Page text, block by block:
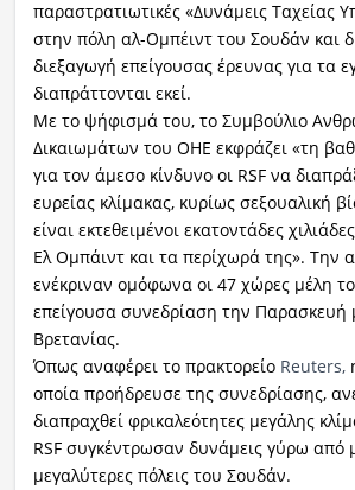
Πολιτισμός
παραστρατιωτικές «Δυνάμεις Ταχείας
στην πόλη αλ-Ομπέιντ του Σουδάν και
διεξαγωγή επείγουσας έρευνας για τα
διαπράττονται εκεί.
Με το ψήφισμά του, το Συμβούλιο
Δικαιωμάτων του ΟΗΕ εκφράζει «τη
για τον άμεσο κίνδυνο οι RSF να
ευρείας κλίμακας, κυρίως σεξουαλική
είναι εκτεθειμένοι εκατοντάδες
Ελ Ομπάιντ και τα περίχωρά της». Την
ενέκριναν ομόφωνα οι 47 χώρες μέλη
επείγουσα συνεδρίαση την Παρασκευή
Βρετανίας.
Όπως αναφέρει το πρακτορείο Reuters,
οποία προήδρευσε της συνεδρίασης,
διαπραχθεί φρικαλεότητες μεγάλης
RSF συγκέντρωσαν δυνάμεις γύρω από
μεγαλύτερες πόλεις του Σουδάν.